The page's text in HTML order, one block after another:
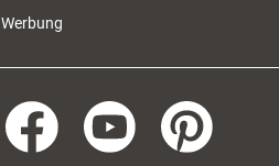
Werbung